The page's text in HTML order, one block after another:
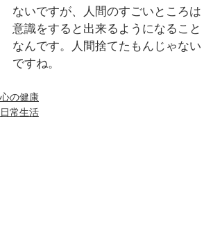
ないですが、人間のすごいところは
意識をすると出来るようになること
なんです。人間捨てたもんじゃない
ですね。
心の健康
日常生活